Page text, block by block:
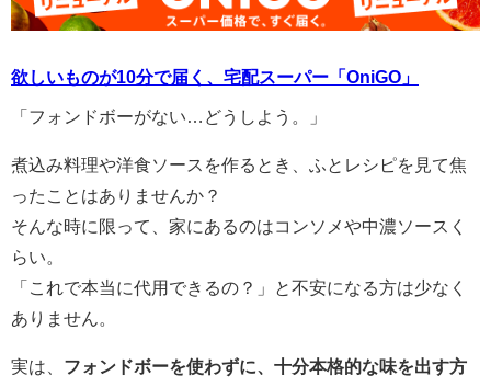
欲しいものが10分で届く、宅配スーパー「OniGO」
「フォンドボーがない…どうしよう。」
煮込み料理や洋食ソースを作るとき、ふとレシピを見て焦
ったことはありませんか？
そんな時に限って、家にあるのはコンソメや中濃ソースく
らい。
「これで本当に代用できるの？」と不安になる方は少なく
ありません。
実は、 フォンドボーを使わずに、十分本格的な味を出す方